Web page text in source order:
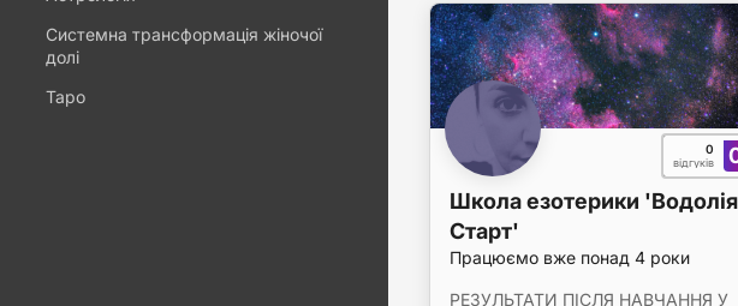
0
відгуків
Школа езотерики
Старт'
Працюємо вже понад 4 роки
РЕЗУЛЬТАТИ ПІСЛЯ НАВЧАННЯ У
Системна трансформація жіночої
долі
Таро